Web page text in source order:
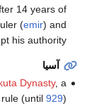
14 years of
(emir) and
his authority.
آسيا
Dynasty, a
(until 929).